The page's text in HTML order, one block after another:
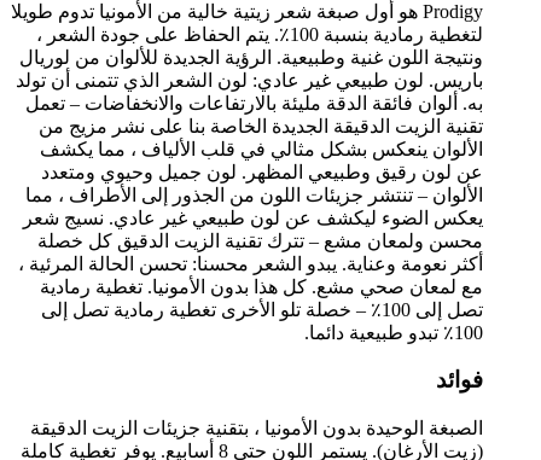
Prodigy هو أول صبغة شعر زيتية خالية من الأمونيا تدوم طويلا
لتغطية رمادية بنسبة 100٪. يتم الحفاظ على جودة الشعر ،
ونتيجة اللون غنية وطبيعية. الرؤية الجديدة للألوان من لوريال
باريس. لون طبيعي غير عادي: لون الشعر الذي تتمنى أن تولد
به. ألوان فائقة الدقة مليئة بالارتفاعات والانخفاضات – تعمل
تقنية الزيت الدقيقة الجديدة الخاصة بنا على نشر مزيج من
الألوان ينعكس بشكل مثالي في قلب الألياف ، مما يكشف
عن لون رقيق وطبيعي المظهر. لون جميل وحيوي ومتعدد
الألوان – تنتشر جزيئات اللون من الجذور إلى الأطراف ، مما
يعكس الضوء ليكشف عن لون طبيعي غير عادي. نسيج شعر
محسن ولمعان مشع – تترك تقنية الزيت الدقيق كل خصلة
أكثر نعومة وعناية. يبدو الشعر محسنا: تحسن الحالة المرئية ،
مع لمعان صحي مشع. كل هذا بدون الأمونيا. تغطية رمادية
تصل إلى 100٪ – خصلة تلو الأخرى تغطية رمادية تصل إلى
100٪ تبدو طبيعية دائما.
فوائد
الصبغة الوحيدة بدون الأمونيا ، بتقنية جزيئات الزيت الدقيقة
(زيت الأرغان). يستمر اللون حتى 8 أسابيع. يوفر تغطية كاملة